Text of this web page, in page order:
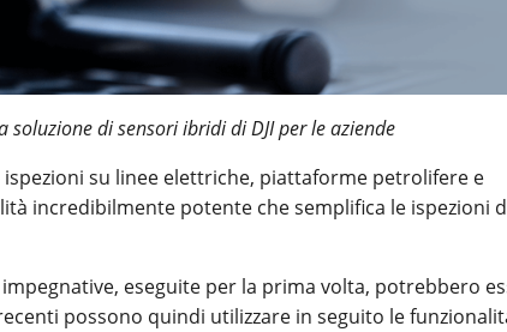
soluzione di sensori ibridi di DJI per le aziende
su linee elettriche, piattaforme petrolifere e
incredibilmente potente che semplifica le ispezioni
eseguite per la prima volta, potrebbero
possono quindi utilizzare in seguito le